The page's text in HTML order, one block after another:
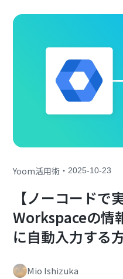
Yoom活用術 ・2025-10-23
【ノーコード
Workspaceの情
に自動入力する
Mio Ishizuka